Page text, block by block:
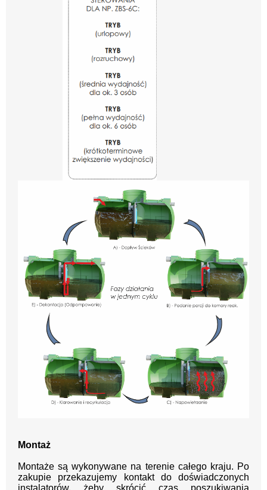
Montaż
Montaże są wykonywane na terenie całego kraju. Po
zakupie przekazujemy kontakt do doświadczonych
instalatorów, żeby skrócić czas poszukiwania